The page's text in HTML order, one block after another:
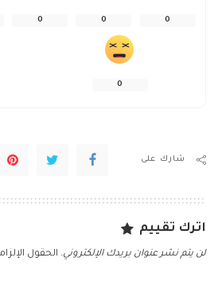
0
0
0
0
شارك على
اترك تقييم
لن يتم نشر عنوان بريدك الإلكتروني. الحقول